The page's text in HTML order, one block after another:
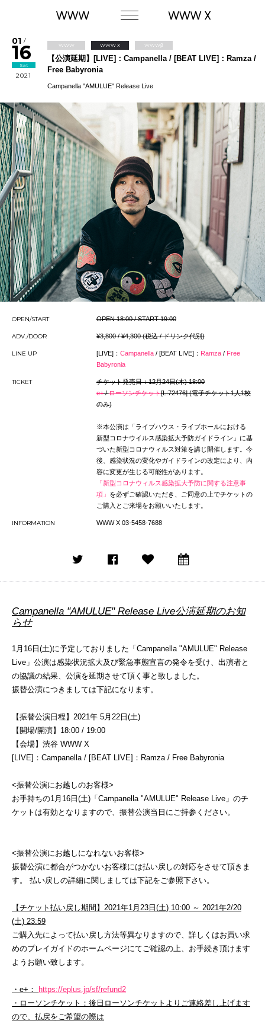
01 /
16
Sat
2021
WWW WWW X WWWβ
【公演延期】[LIVE]：Campanella / [BEAT LIVE]：Ramza /
Free Babyronia
Campanella "AMULUE" Release Live
OPEN/START OPEN 18:00 / START 19:00
ADV./DOOR ¥3,800 / ¥4,300 (税込 / ドリンク代別)
LINE UP [LIVE]： Campanella/ [BEAT LIVE]： Ramza/ Free
Babyronia
TICKET
チケット発売日：12月24日(木) 18:00
e+/ローソンチケット[L:72476] (電子チケット1人1枚
のみ)
※本公演は「ライブハウス・ライブホールにおける
新型コロナウイルス感染拡大予防ガイドライン」に基
づいた新型コロナウィルス対策を講じ開催します。今
後、感染状況の変化やガイドラインの改定により、内
容に変更が生じる可能性があります。
「新型コロナウィルス感染拡大予防に関する注意事
項」 を必ずご確認いただき、ご同意の上でチケットの
ご購入とご来場をお願いいたします。
INFORMATION WWW X 03-5458-7688
Campanella "AMULUE" Release Live公演延期のお知
らせ
1月16日(土)に予定しておりました「Campanella "AMULUE" Release
Live」公演は感染状況拡大及び緊急事態宣言の発令を受け、出演者と
の協議の結果、公演を延期させて頂く事と致しました。
振替公演につきましては下記になります。
【振替公演日程】2021年 5月22日(土)
【開場/開演】18:00 / 19:00
【会場】渋谷 WWW X
[LIVE]：Campanella / [BEAT LIVE]：Ramza / Free Babyronia
<振替公演にお越しのお客様>
お手持ちの1月16日(土)「Campanella "AMULUE" Release Live」のチ
ケットは有効となりますので、振替公演当日にご持参ください。
<振替公演にお越しになれないお客様>
振替公演に都合がつかないお客様には払い戻しの対応をさせて頂きま
す。 払い戻しの詳細に関しましては下記をご参照下さい。
【チケット払い戻し期間】2021年1月23日(土) 10:00 ～ 2021年2/20
(土) 23:59
ご購入先によって払い戻し方法等異なりますので、詳しくはお買い求
めのプレイガイドのホームページにてご確認の上、お手続き頂けます
ようお願い致します。
・e+：
https://eplus.jp/sf/refund2
・ローソンチケット： 後日ローソンチケットよりご連絡差し上げます
ので、払戻をご希望の際は